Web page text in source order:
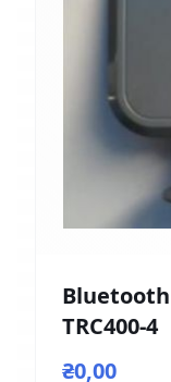
Bluetooth
TRC400-4
₴0,00